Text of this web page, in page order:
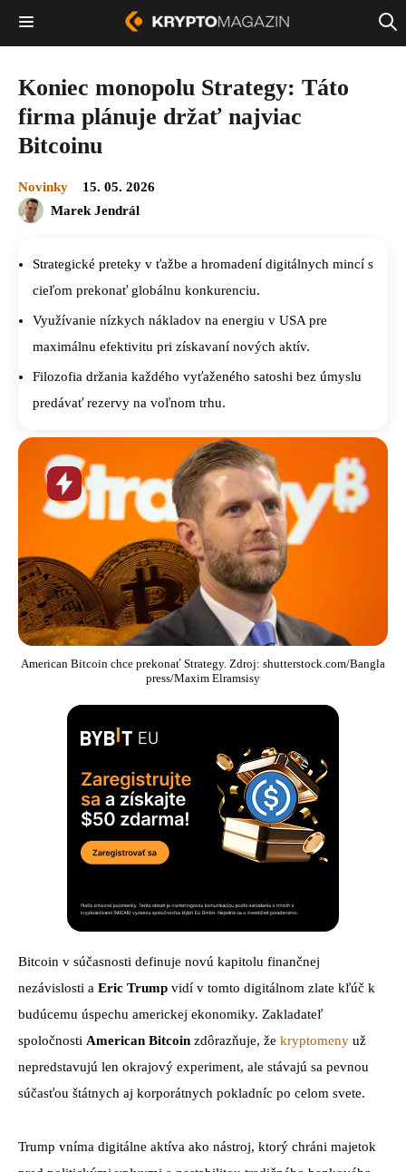
Koniec monopolu Strategy: Táto
firma plánuje držať najviac
Bitcoinu
Novinky
15. 05. 2026
Marek Jendrál
Strategické preteky v ťažbe a hromadení digitálnych mincí s
cieľom prekonať globálnu konkurenciu.
Využívanie nízkych nákladov na energiu v USA pre
maximálnu efektivitu pri získavaní nových aktív.
Filozofia držania každého vyťaženého satoshi bez úmyslu
predávať rezervy na voľnom trhu.
Horúca
novinka
American Bitcoin chce prekonať Strategy. Zdroj: shutterstock.com/Bangla
press/Maxim Elramsisy
Bitcoin v súčasnosti definuje novú kapitolu finančnej
nezávislosti a Eric Trump vidí v tomto digitálnom zlate kľúč k
budúcemu úspechu americkej ekonomiky. Zakladateľ
spoločnosti American Bitcoin zdôrazňuje, že kryptomeny už
nepredstavujú len okrajový experiment, ale stávajú sa pevnou
súčasťou štátnych aj korporátnych pokladníc po celom svete.
Trump vníma digitálne aktíva ako nástroj, ktorý chráni majetok